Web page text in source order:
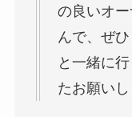
の良いオ
んで、ぜ
と一緒に
たお願いし